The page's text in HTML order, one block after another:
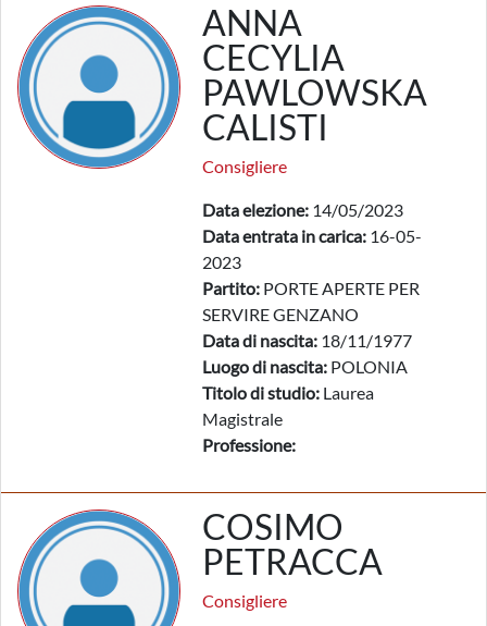
ANNA
CECYLIA
PAWLOWSKA
CALISTI
Consigliere
Data elezione: 14/05/2023
Data entrata in carica: 16-05-
2023
Partito: PORTE APERTE PER
SERVIRE GENZANO
Data di nascita: 18/11/1977
Luogo di nascita: POLONIA
Titolo di studio: Laurea
Magistrale
Professione:
COSIMO
PETRACCA
Consigliere